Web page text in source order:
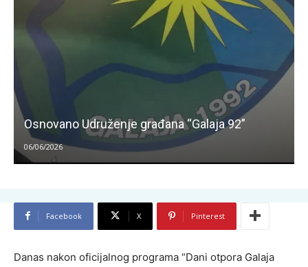
Osnovano Udruženje građana “Galaja 92”
06/06/2026
Facebook X Pinterest
Danas nakon oficijalnog programa “Dani otpora Galaja